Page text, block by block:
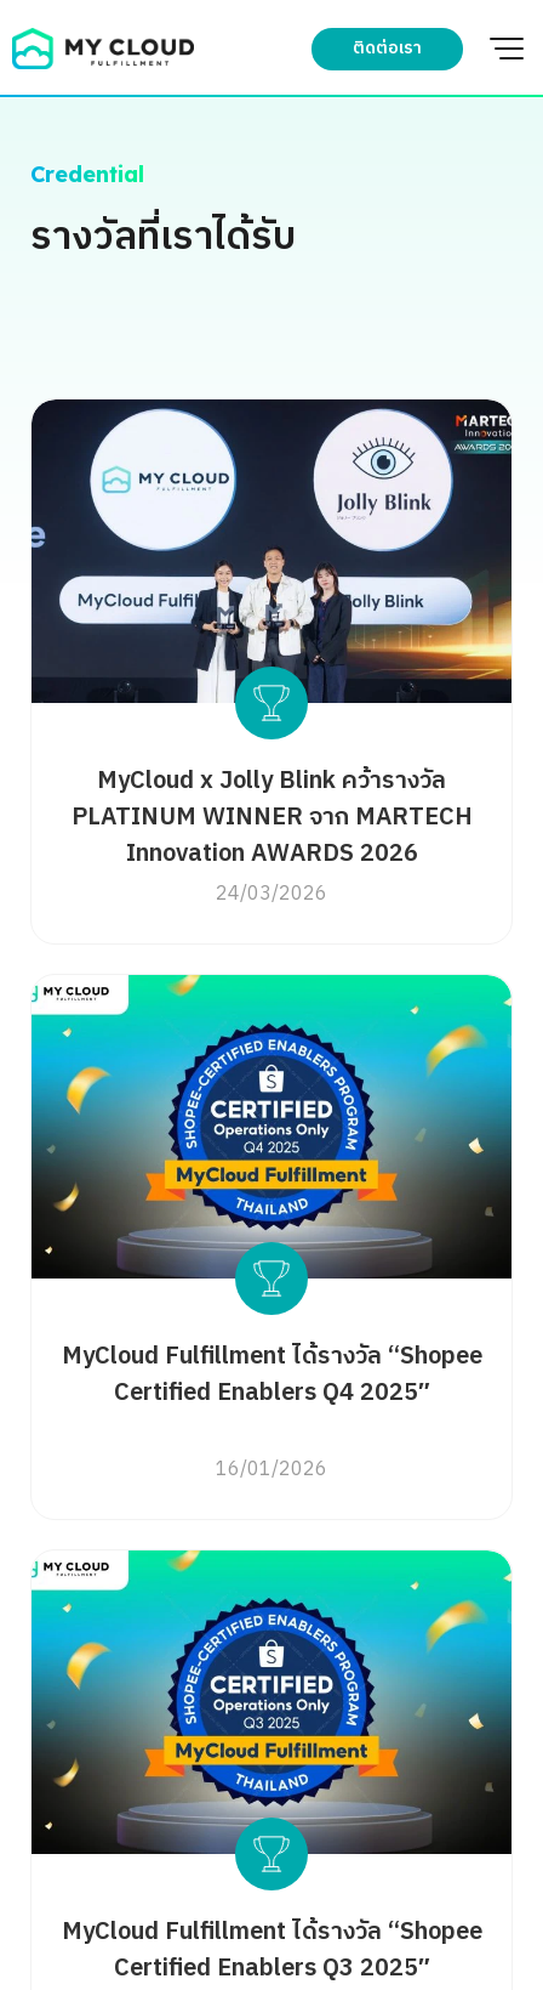
to
ติดต่อเรา
Credential
รางวัลที่เราได้รับ
MyCloud x Jolly Blink คว้ารางวัล
PLATINUM WINNER จาก MARTECH
Innovation AWARDS 2026
24/03/2026
MyCloud Fulfillment ได้รางวัล “Shopee
Certified Enablers Q4 2025″
16/01/2026
MyCloud Fulfillment ได้รางวัล “Shopee
Certified Enablers Q3 2025″